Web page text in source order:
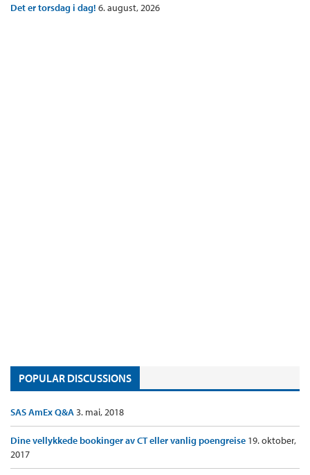
Det er torsdag i dag! 6. august, 2026
POPULAR DISCUSSIONS
SAS AmEx Q&A3. mai, 2018
Dine vellykkede bookinger av CT eller vanlig poengreise 19. oktober,
2017